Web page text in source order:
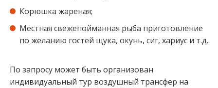
Корюшка жареная⁣⁣;
Местная свежепойманная рыба приготовление
по желанию гостей щука, окунь, сиг, хариус и т.д.⁣⁣
По запросу может быть организован
индивидуальный тур воздушный трансфер на